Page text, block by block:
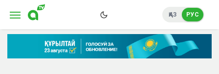
ҚАЗ РУС